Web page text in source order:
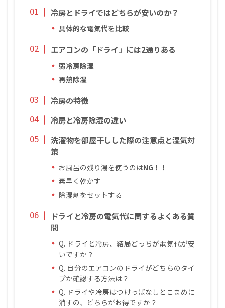
冷房とドライではどちらが安いのか？
具体的な電気代を比較
エアコンの「ドライ」には2通りある
弱冷房除湿
再熱除湿
冷房の特徴
冷房と冷房除湿の違い
洗濯物を部屋干しした際の注意点と湿気対
策
お風呂の残り湯を使うのはNG！！
素早く乾かす
除湿剤をセットする
ドライと冷房の電気代に関するよくある質
問
Q. ドライと冷房、結局どっちが電気代が安
いですか？
Q. 自分のエアコンのドライがどちらのタイ
プか確認する方法は？
Q. ドライや冷房はつけっぱなしとこまめに
消すの、どちらがお得ですか？